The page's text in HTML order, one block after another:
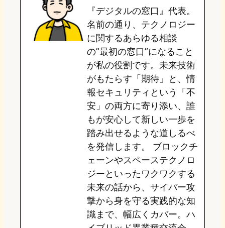
o
n
k
o
o
k
a
『デジタルの窓口』代表。
名前の通り、テクノロジー
に関するあらゆる相談
の”最初の窓口”になること
が私の役割です。未来技術
がもたらす「期待」と、情
報セキュリティという「不
安」の両方に寄り添い、誰
もが安心して新しい一歩を
踏み出せるような道しるべ
を発信します。 ブロックチ
ェーンやスペーステクノロ
ジーといったワクワクする
未来の話から、サイバー攻
撃から身を守る実践的な知
識まで、幅広くカバー。ハ